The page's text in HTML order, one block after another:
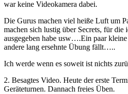
war keine Videokamera dabei.
Die Gurus machen viel heiße Luft um
machen sich lustig über Secrets, für die
ausgegeben habe usw….Ein paar
andere lang ersehnte Übung fällt…..
Ich werde wenn es soweit ist nichts
2. Besagtes Video. Heute der erste
Geräteturnen. Dannach freies Üben.